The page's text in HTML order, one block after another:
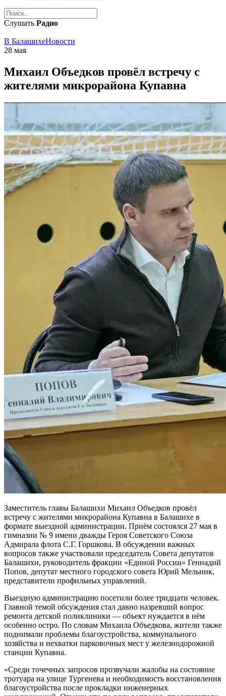
Слушать Радио
В БалашихеНовости
28 мая
Михаил Объедков провёл встречу с
жителями микрорайона Купавна
Заместитель главы Балашихи Михаил Объедков провёл
встречу с жителями микрорайона Купавна в Балашихе в
формате выездной администрации. Приём состоялся 27 мая в
гимназии № 9 имени дважды Героя Советского Союза
Адмирала флота С.Г. Горшкова. В обсуждении важных
вопросов также участвовали председатель Совета депутатов
Балашихи, руководитель фракции «Единой России» Геннадий
Попов, депутат местного городского совета Юрий Мельник,
представители профильных управлений.
Выездную администрацию посетили более тридцати человек.
Главной темой обсуждения стал давно назревший вопрос
ремонта детской поликлиники — объект нуждается в нём
особенно остро. По словам Михаила Объедкова, жители также
поднимали проблемы благоустройства, коммунального
хозяйства и нехватки парковочных мест у железнодорожной
станции Купавна.
«Среди точечных запросов прозвучали жалобы на состояние
тротуара на улице Тургенева и необходимость восстановления
благоустройства после прокладки инженерных